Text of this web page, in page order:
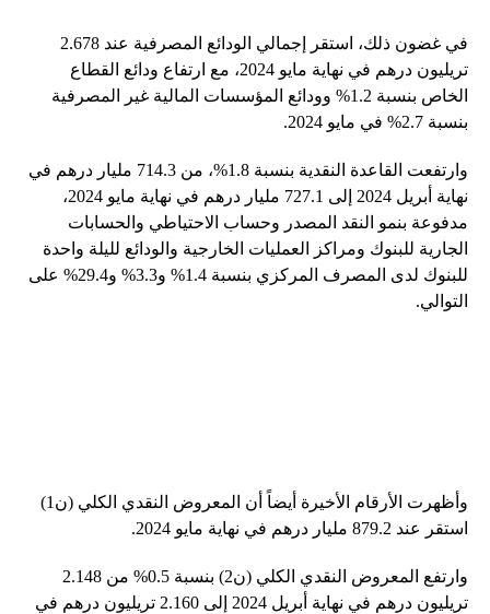
في غضون ذلك، استقر إجمالي الودائع المصرفية عند 2.678
تريليون درهم في نهاية مايو 2024، مع ارتفاع ودائع القطاع
الخاص بنسبة 1.2% وودائع المؤسسات المالية غير المصرفية
بنسبة 2.7% في مايو 2024.
وارتفعت القاعدة النقدية بنسبة 1.8%، من 714.3 مليار درهم في
نهاية أبريل 2024 إلى 727.1 مليار درهم في نهاية مايو 2024،
مدفوعة بنمو النقد المصدر وحساب الاحتياطي والحسابات
الجارية للبنوك ومراكز العمليات الخارجية والودائع لليلة واحدة
للبنوك لدى المصرف المركزي بنسبة 1.4% و3.3% و29.4% على
التوالي.
وأظهرت الأرقام الأخيرة أيضاً أن المعروض النقدي الكلي (ن1)
استقر عند 879.2 مليار درهم في نهاية مايو 2024.
وارتفع المعروض النقدي الكلي (ن2) بنسبة 0.5% من 2.148
تريليون درهم في نهاية أبريل 2024 إلى 2.160 تريليون درهم في